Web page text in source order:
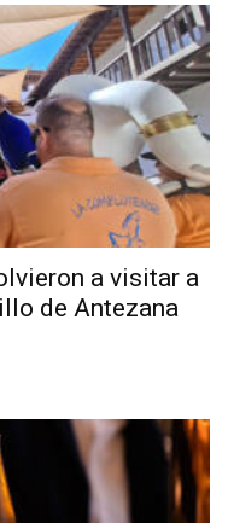
a visitar a
de Antezana